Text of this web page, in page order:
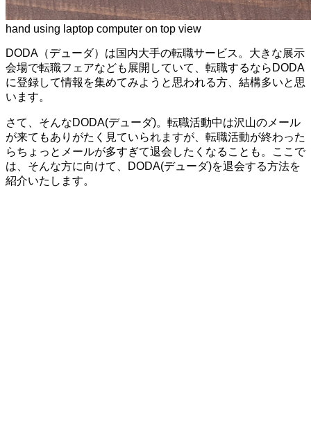
hand using laptop computer on top view
DODA（デューダ）は国内大手の転職サービス。大きな展示
会場で転職フェアなども展開していて、転職するならDODA
に登録して情報を集めてみようと思われる方、結構多いと思
います。
さて、そんなDODA(デューダ)。転職活動中は沢山のメール
が来てもありがたく見ていられますが、転職活動が終わった
らちょっとメールが多すぎて退会したくなることも。ここで
は、そんな方に向けて、DODA(デューダ)を退会する方法を
紹介いたします。